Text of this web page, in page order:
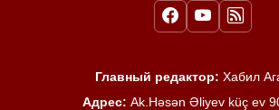
Главный редактор: Хабил
Адрес: Ak.Həsən Əliyev küç ev